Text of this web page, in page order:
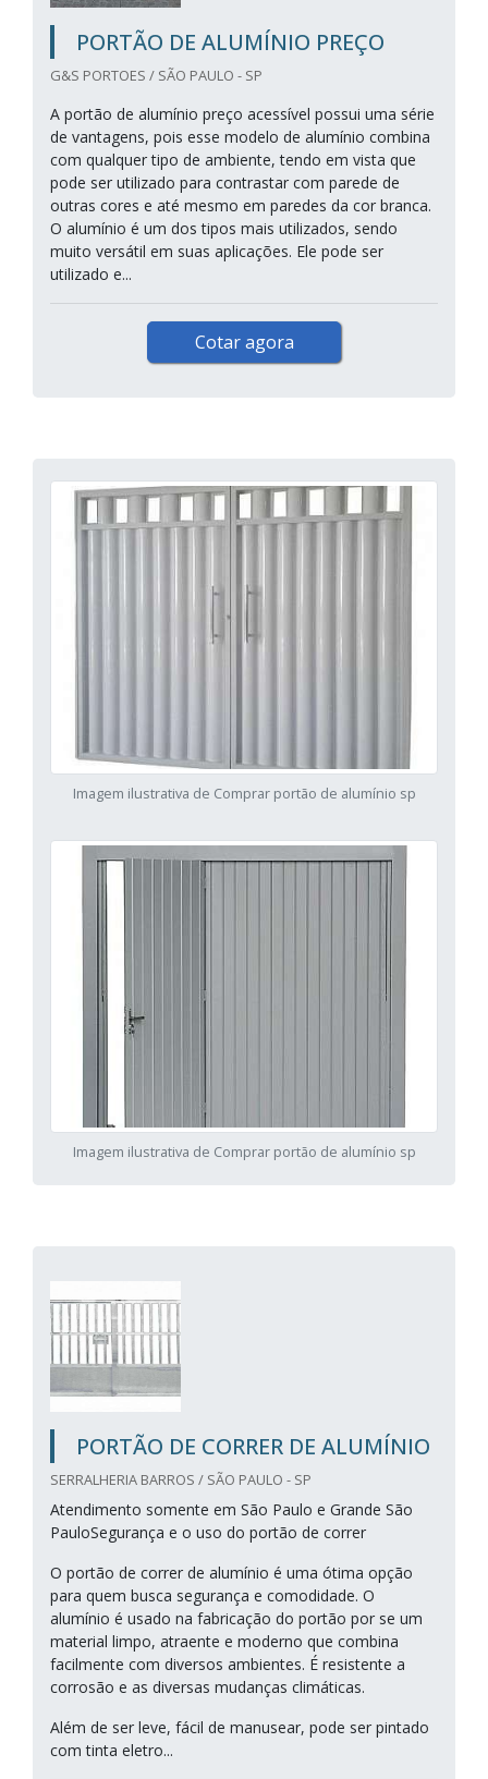
PORTÃO DE ALUMÍNIO PREÇO
G&S PORTOES / SÃO PAULO - SP
A portão de alumínio preço acessível possui uma série
de vantagens, pois esse modelo de alumínio combina
com qualquer tipo de ambiente, tendo em vista que
pode ser utilizado para contrastar com parede de
outras cores e até mesmo em paredes da cor branca.
O alumínio é um dos tipos mais utilizados, sendo
muito versátil em suas aplicações. Ele pode ser
utilizado e...
Cotar agora
Imagem ilustrativa de Comprar portão de alumínio sp
Imagem ilustrativa de Comprar portão de alumínio sp
PORTÃO DE CORRER DE ALUMÍNIO
SERRALHERIA BARROS / SÃO PAULO - SP
Atendimento somente em São Paulo e Grande São
PauloSegurança e o uso do portão de correr
O portão de correr de alumínio é uma ótima opção
para quem busca segurança e comodidade. O
alumínio é usado na fabricação do portão por se um
material limpo, atraente e moderno que combina
facilmente com diversos ambientes. É resistente a
corrosão e as diversas mudanças climáticas.
Além de ser leve, fácil de manusear, pode ser pintado
com tinta eletro...